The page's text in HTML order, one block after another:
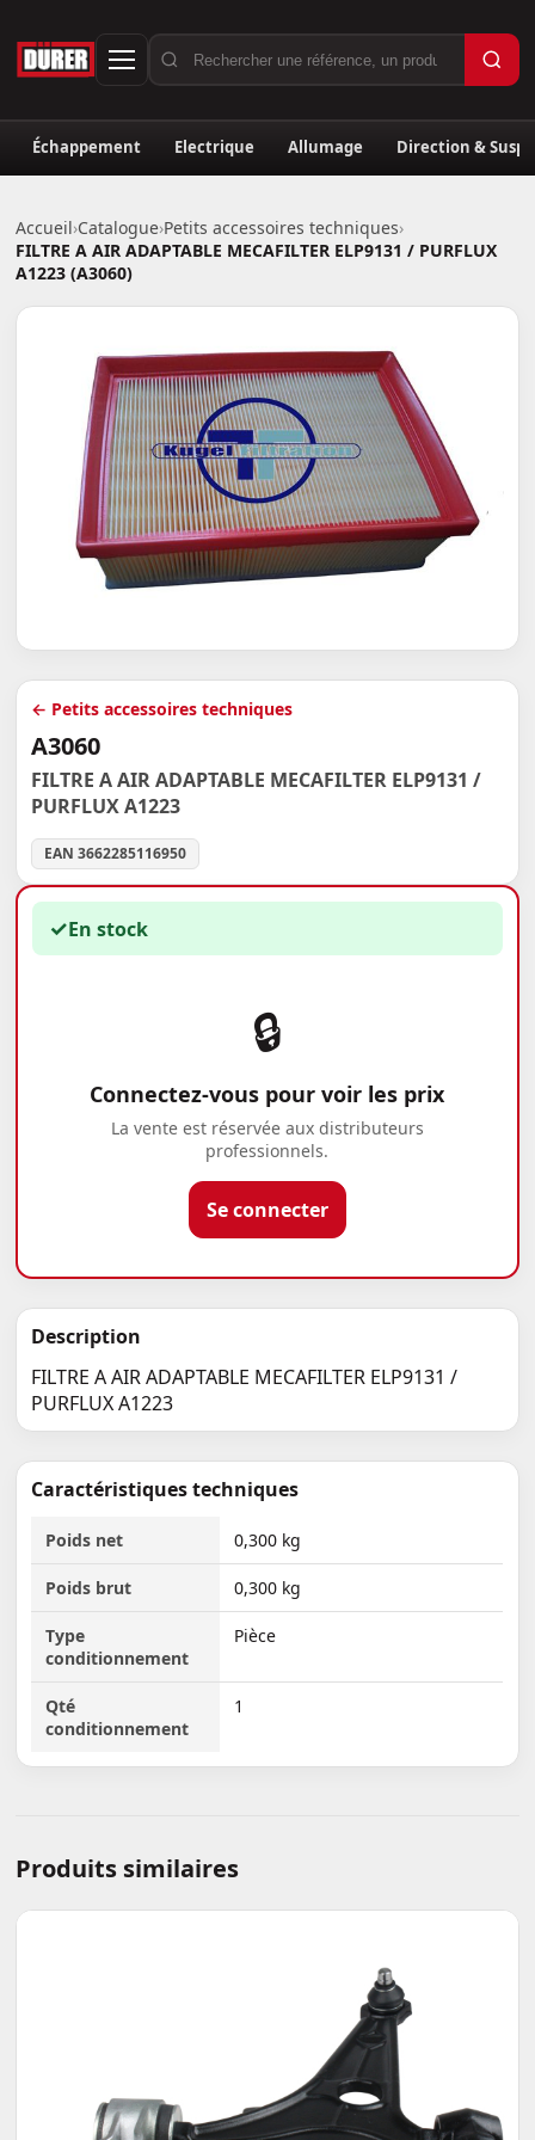
Échappement Electrique Allumage Direction &
Accueil›Catalogue›Petits accessoires techniques›
FILTRE A AIR ADAPTABLE MECAFILTER ELP9131 / PURFLUX
A1223 (A3060)
← Petits accessoires techniques
A3060
FILTRE A AIR ADAPTABLE MECAFILTER ELP9131 /
PURFLUX A1223
EAN 3662285116950
✓En stock
🔒
Connectez-vous pour voir les prix
La vente est réservée aux distributeurs
professionnels.
Se connecter
Description
FILTRE A AIR ADAPTABLE MECAFILTER ELP9131 /
PURFLUX A1223
Caractéristiques techniques
Poids net 0,300 kg
Poids brut 0,300 kg
Type
conditionnement
Pièce
Qté
conditionnement
1
Produits similaires